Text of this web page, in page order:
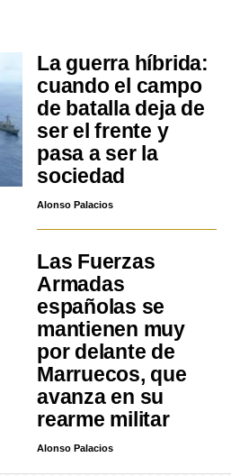
La guerra híbrida:
cuando el campo
de batalla deja de
ser el frente y
pasa a ser la
sociedad
Alonso Palacios
Las Fuerzas
Armadas
españolas se
mantienen muy
por delante de
Marruecos, que
avanza en su
rearme militar
Alonso Palacios